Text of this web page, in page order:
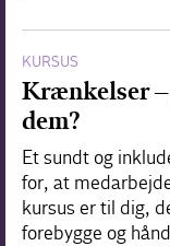
KURSUS
Krænkelser
dem?
Et sundt og
for, at
kursus er til dig,
forebygge og